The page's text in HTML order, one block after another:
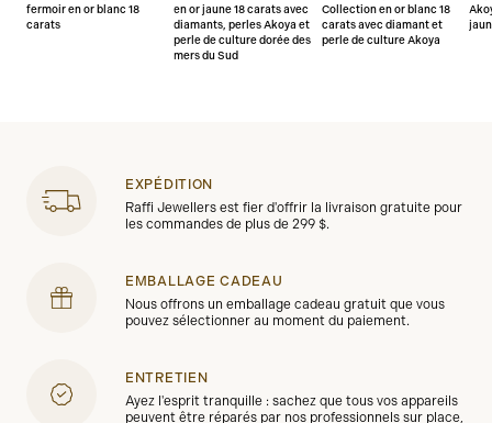
fermoir en or blanc 18
carats
en or jaune 18 carats avec
diamants, perles Akoya et
perle de culture dorée des
mers du Sud
Collection en or blanc 18
carats avec diamant et
perle de culture Akoya
EXPÉDITION
Raffi Jewellers est fier d'offrir la livraison gratuite pour
les commandes de plus de 299 $.
EMBALLAGE CADEAU
Nous offrons un emballage cadeau gratuit que vous
pouvez sélectionner au moment du paiement.
ENTRETIEN
Ayez l'esprit tranquille : sachez que tous vos appareils
peuvent être réparés par nos professionnels sur place,